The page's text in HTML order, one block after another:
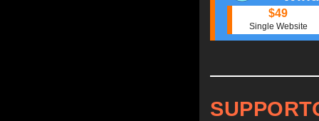
$49
Single Website